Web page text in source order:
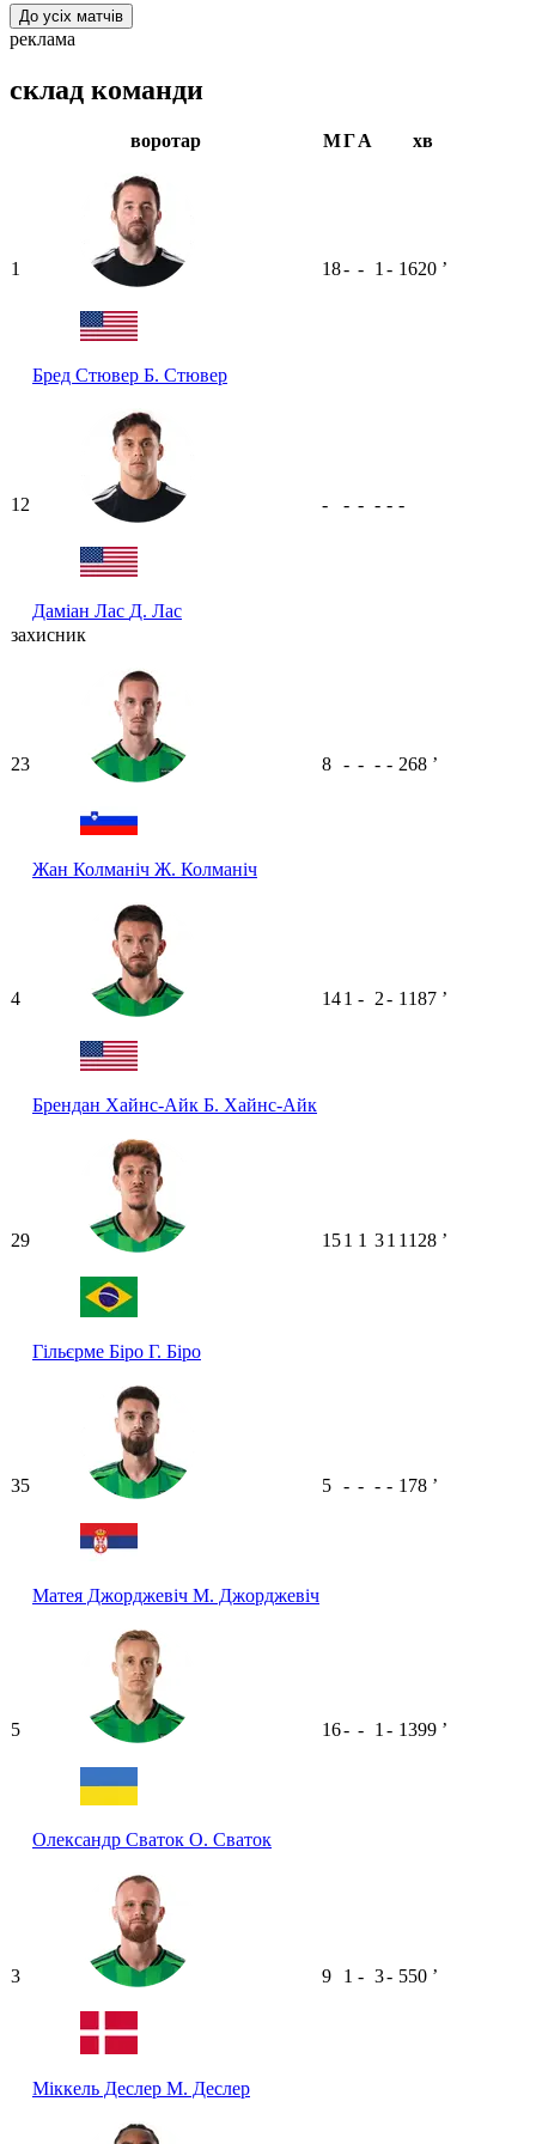
До усіх матчів
реклама
склад команди
воротар МГА хв
1
Бред Стювер Б. Стювер
18- - 1 - 1620 ʼ
12
Даміан Лас Д. Лас
- - - - - -
захисник
23
Жан Колманіч Ж. Колманіч
8 - - - - 268 ʼ
4
Брендан Хайнс-Айк Б. Хайнс-Айк
141 - 2- 1187 ʼ
29
Гільєрме Біро Г. Біро
151 1 31 1128 ʼ
35
Матея Джорджевіч М. Джорджевіч
5 - - - - 178 ʼ
5
Олександр Сваток О. Сваток
16- - 1 - 1399 ʼ
3
Міккель Деслер М. Деслер
9 1 - 3- 550 ʼ